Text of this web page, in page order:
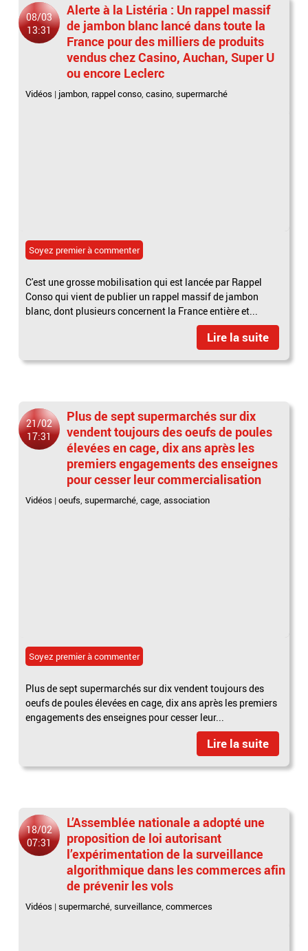
08/03
13:31
Alerte à la Listéria : Un rappel massif
de jambon blanc lancé dans toute la
France pour des milliers de produits
vendus chez Casino, Auchan, Super U
ou encore Leclerc
Vidéos | jambon, rappel conso,casino,supermarché
Soyez premier à commenter
C'est une grosse mobilisation qui est lancée par Rappel
Conso qui vient de publier un rappel massif de jambon
blanc, dont plusieurs concernent la France entière et...
Lire la suite
21/02
17:31
Plus de sept supermarchés sur dix
vendent toujours des oeufs de poules
élevées en cage, dix ans après les
premiers engagements des enseignes
pour cesser leur commercialisation
Vidéos |oeufs,supermarché,cage,association
Soyez premier à commenter
Plus de sept supermarchés sur dix vendent toujours des
oeufs de poules élevées en cage, dix ans après les premiers
engagements des enseignes pour cesser leur...
Lire la suite
18/02
07:31
L’Assemblée nationale a adopté une
proposition de loi autorisant
l’expérimentation de la surveillance
algorithmique dans les commerces afin
de prévenir les vols
Vidéos |supermarché,surveillance,commerces